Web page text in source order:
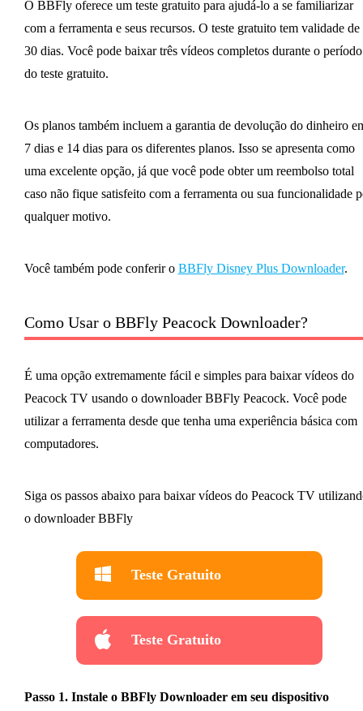
O BBFly oferece um teste gratuito para ajudá-lo a se familiarizar
com a ferramenta e seus recursos. O teste gratuito tem validade de
30 dias. Você pode baixar três vídeos completos durante o período
do teste gratuito.
Os planos também incluem a garantia de devolução do dinheiro
7 dias e 14 dias para os diferentes planos. Isso se apresenta como
uma excelente opção, já que você pode obter um reembolso total
caso não fique satisfeito com a ferramenta ou sua funcionalidade
qualquer motivo.
Você também pode conferir o BBFly Disney Plus Downloader.
Como Usar o BBFly Peacock Downloader?
É uma opção extremamente fácil e simples para baixar vídeos do
Peacock TV usando o downloader BBFly Peacock. Você pode
utilizar a ferramenta desde que tenha uma experiência básica com
computadores.
Siga os passos abaixo para baixar vídeos do Peacock TV
o downloader BBFly
Teste Gratuito
Teste Gratuito
Passo 1. Instale o BBFly Downloader em seu dispositivo